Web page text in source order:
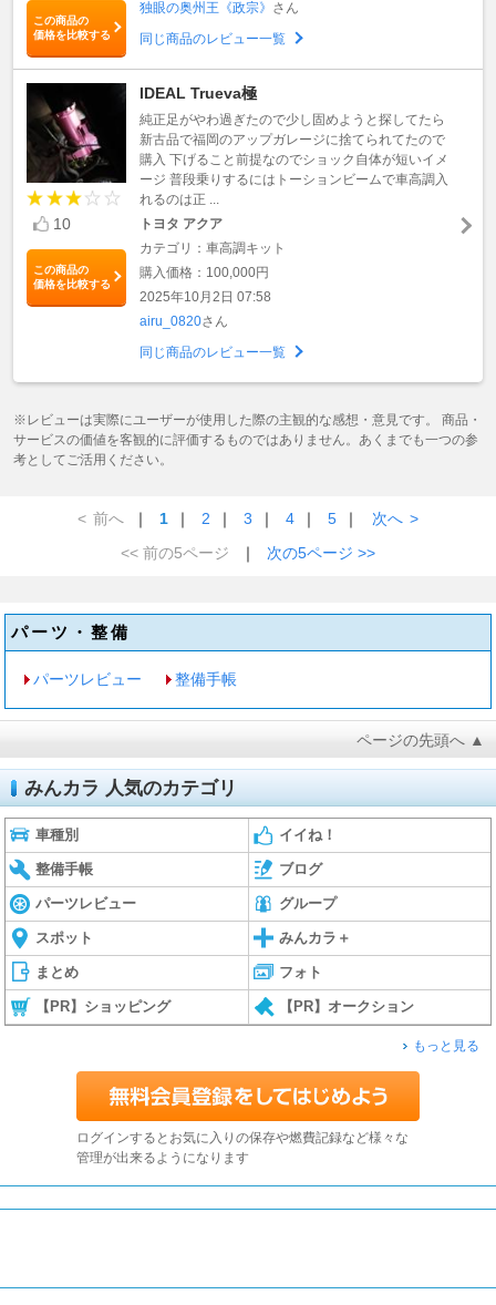
この商品の
価格を比較する
独眼の奥州王《政宗》 さん
同じ商品のレビュー一覧
10
この商品の
価格を比較する
IDEAL Trueva極
純正足がやわ過ぎたので少し固めようと探してたら
新古品で福岡のアップガレージに捨てられてたので
購入 下げること前提なのでショック自体が短いイメ
ージ 普段乗りするにはトーションビームで車高調入
れるのは正 ...
トヨタ アクア
カテゴリ：車高調キット
購入価格：100,000円
2025年10月2日 07:58
airu_0820さん
同じ商品のレビュー一覧
※レビューは実際にユーザーが使用した際の主観的な感想・意見です。 商品・
サービスの価値を客観的に評価するものではありません。あくまでも一つの参
考としてご活用ください。
< 前へ ｜ 1 ｜ 2 ｜ 3 ｜ 4 ｜ 5 ｜ 次へ >
<< 前の5ページ
｜ 次の5ページ >>
パーツ・整備
パーツレビュー 整備手帳
ページの先頭へ ▲
みんカラ 人気のカテゴリ
車種別 イイね！
整備手帳 ブログ
パーツレビュー グループ
スポット みんカラ＋
まとめ フォト
【PR】ショッピング 【PR】オークション
もっと見る
ログインするとお気に入りの保存や燃費記録など様々な
管理が出来るようになります